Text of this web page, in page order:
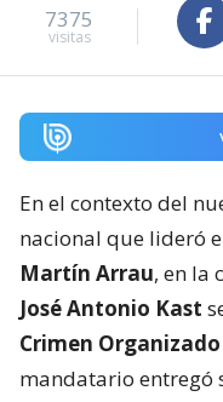
7375
visitas
En el contexto del
nacional que lideró
Martín Arrau, en la
José Antonio Kast
Crimen
mandatario entregó